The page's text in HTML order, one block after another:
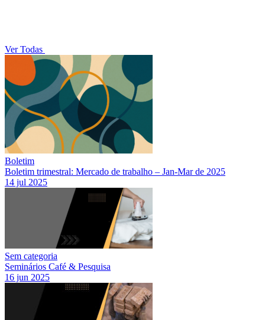
Ver Todas
Boletim
Boletim trimestral: Mercado de trabalho – Jan-Mar de 2025
14 jul 2025
Sem categoria
Seminários Café & Pesquisa
16 jun 2025